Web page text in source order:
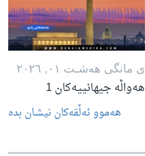
ی مانگی هه‌شـت ٠١, ٢٠٢٦
هەواڵە جیهانییەکان 1
هه‌موو ئه‌ڵقه‌کان نیشـان بده‌